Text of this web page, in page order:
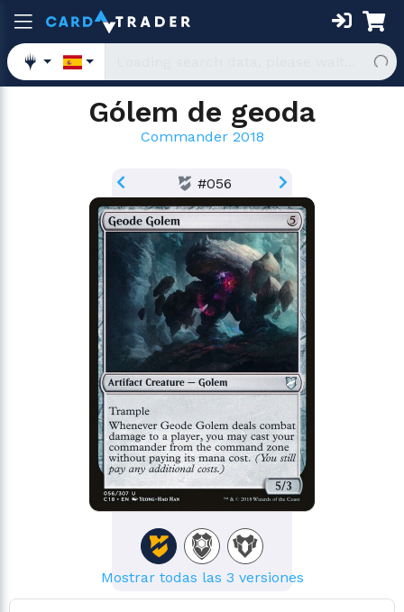
Gólem de geoda
Commander 2018
#056
Mostrar todas las 3 versiones